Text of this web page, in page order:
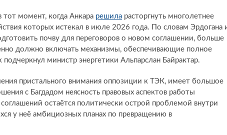
тот момент, когда Анкара решила расторгнуть многолетнее
которых истекал в июле 2026 года. По словам Эрдогана
почву для переговоров о новом соглашении, больше
должно включать механизмы, обеспечивающие полное
министр энергетики Альпарслан Байрактар.
пристального внимания оппозиции к TЭК, имеет большое
с Багдадом неясность правовых аспектов работы
остаётся политически острой проблемой внутри
у неё амбициозных планах по превращению в